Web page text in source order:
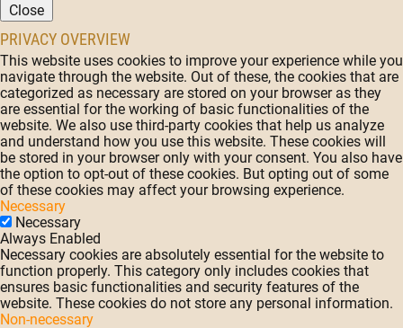
Close
PRIVACY OVERVIEW
This website uses cookies to improve your experience while you
navigate through the website. Out of these, the cookies that are
categorized as necessary are stored on your browser as they
are essential for the working of basic functionalities of the
website. We also use third-party cookies that help us analyze
and understand how you use this website. These cookies will
be stored in your browser only with your consent. You also have
the option to opt-out of these cookies. But opting out of some
of these cookies may affect your browsing experience.
Necessary
Necessary
Always Enabled
Necessary cookies are absolutely essential for the website to
function properly. This category only includes cookies that
ensures basic functionalities and security features of the
website. These cookies do not store any personal information.
Non-necessary